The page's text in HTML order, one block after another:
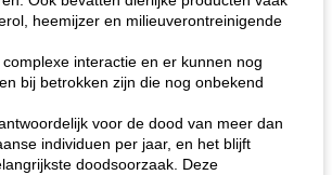
heemijzer en milieuverontreinigende
interactie en er kunnen nog
bij betrokken zijn die nog onbekend
voor de dood van meer dan
individuen per jaar, en het blijft
doodsoorzaak. Deze